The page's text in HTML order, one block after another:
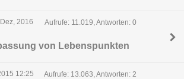
2016
Aufrufe: 11.019, Antworten: 0
von Lebenspunkten
12:25 Aufrufe: 13.063, Antworten: 2